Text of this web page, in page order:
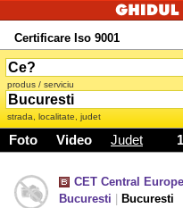
Certificare Iso 9001
produs / serviciu
strada, localitate, judet
Foto Video Judet
CET Central
Bucuresti
Bucuresti